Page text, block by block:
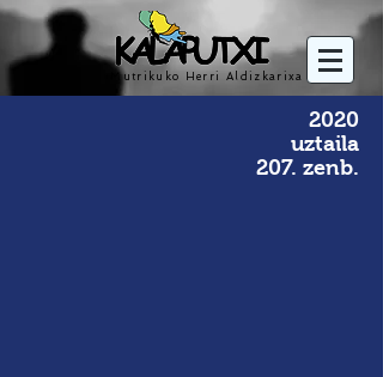
Mutrikuko Herri Aldizkarixa
2020
uztaila
207. zenb.